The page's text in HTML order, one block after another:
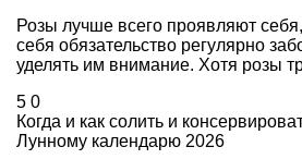
Розы лучше всего проявляют
себя обязательство регулярно
уделять им внимание. Хотя розы
5 0
Когда и как солить и
Лунному календарю 2026